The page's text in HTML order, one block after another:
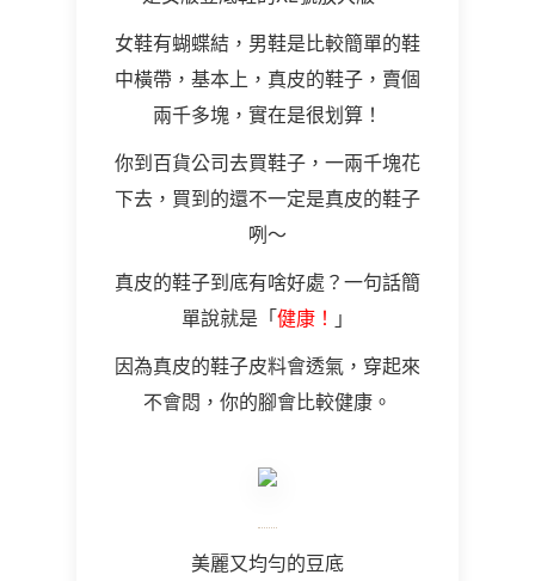
女鞋有蝴蝶結，男鞋是比較簡單的鞋
中橫帶，基本上，真皮的鞋子，賣個
兩千多塊，實在是很划算！
你到百貨公司去買鞋子，一兩千塊花
下去，買到的還不一定是真皮的鞋子
咧～
真皮的鞋子到底有啥好處？一句話簡
單說就是「 健康！ 」
因為真皮的鞋子皮料會透氣，穿起來
不會悶，你的腳會比較健康。
美麗又均勻的豆底